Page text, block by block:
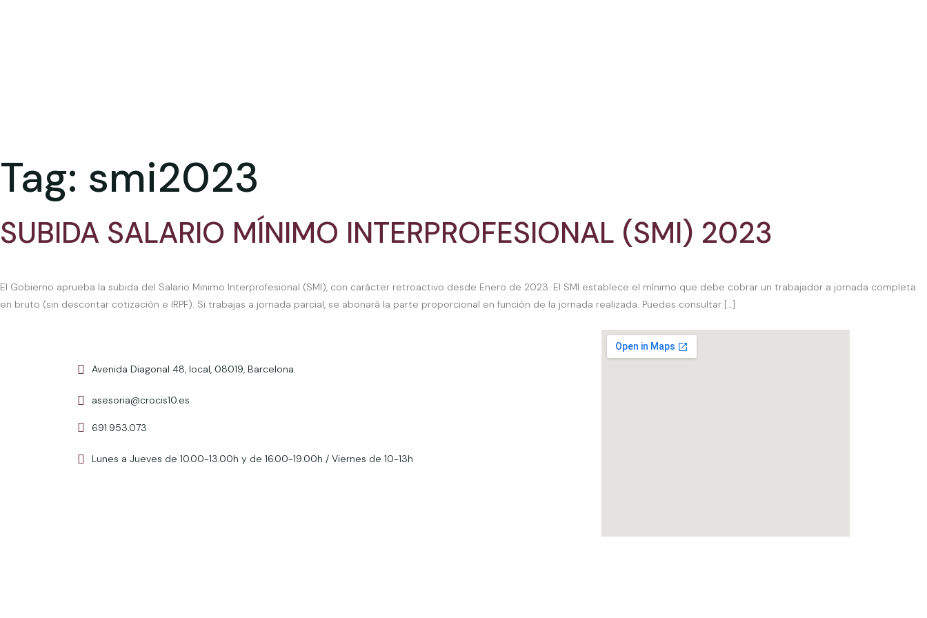
Tag: smi2023
SUBIDA SALARIO MÍNIMO INTERPROFESIONAL (SMI) 2023
El Gobierno aprueba la subida del Salario Minimo Interprofesional (SMI), con carácter retroactivo desde Enero de 2023. El SMI establece el mínimo que debe cobrar un trabajador a jornada completa
en bruto (sin descontar cotización e IRPF). Si trabajas a jornada parcial, se abonará la parte proporcional en función de la jornada realizada. Puedes consultar […]
Avenida Diagonal 48, local, 08019, Barcelona.
asesoria@crocis10.es
691.953.073
Lunes a Jueves de 10.00-13.00h y de 16.00-19.00h / Viernes de 10-13h